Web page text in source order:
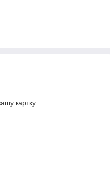
картку